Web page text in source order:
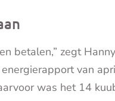
betalen,” zegt
van
was het 14